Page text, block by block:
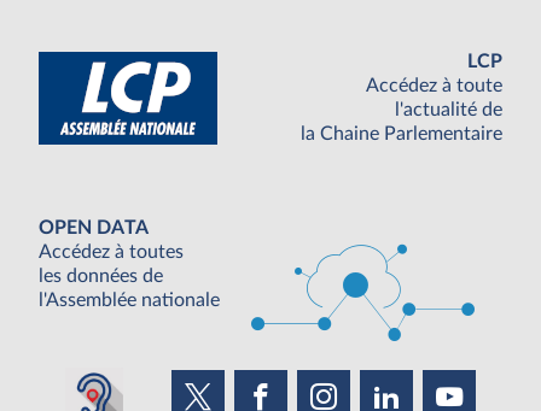
LCP
Accédez à toute
l'actualité de
la Chaine Parlementaire
OPEN DATA
Accédez à toutes
les données de
l'Assemblée nationale